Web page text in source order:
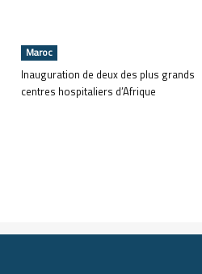
Maroc
Inauguration de deux des plus grands
centres hospitaliers d’Afrique